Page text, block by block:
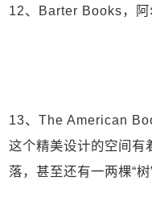
12、Barter Books，阿
13、The American
这个精美设计的空间有
落，甚至还有一两棵“树”